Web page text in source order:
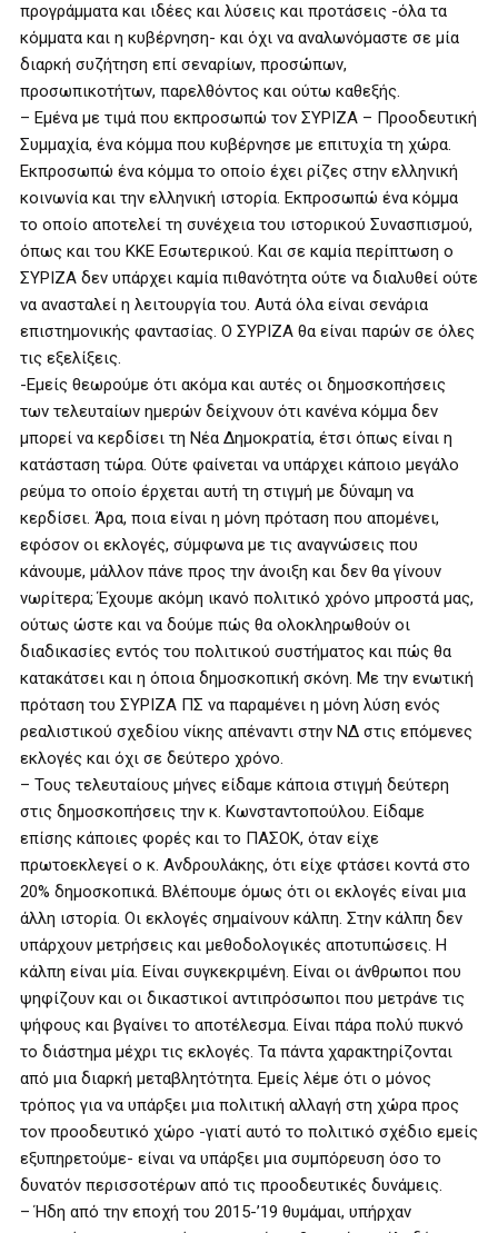
προγράμματα και ιδέες και λύσεις και προτάσεις -όλα τα
κόμματα και η κυβέρνηση- και όχι να αναλωνόμαστε σε μία
διαρκή συζήτηση επί σεναρίων, προσώπων,
προσωπικοτήτων, παρελθόντος και ούτω καθεξής.
– Εμένα με τιμά που εκπροσωπώ τον ΣΥΡΙΖΑ – Προοδευτική
Συμμαχία, ένα κόμμα που κυβέρνησε με επιτυχία τη χώρα.
Εκπροσωπώ ένα κόμμα το οποίο έχει ρίζες στην ελληνική
κοινωνία και την ελληνική ιστορία. Εκπροσωπώ ένα κόμμα
το οποίο αποτελεί τη συνέχεια του ιστορικού Συνασπισμού,
όπως και του ΚΚΕ Εσωτερικού. Και σε καμία περίπτωση ο
ΣΥΡΙΖΑ δεν υπάρχει καμία πιθανότητα ούτε να διαλυθεί ούτε
να ανασταλεί η λειτουργία του. Αυτά όλα είναι σενάρια
επιστημονικής φαντασίας. Ο ΣΥΡΙΖΑ θα είναι παρών σε όλες
τις εξελίξεις.
-Εμείς θεωρούμε ότι ακόμα και αυτές οι δημοσκοπήσεις
των τελευταίων ημερών δείχνουν ότι κανένα κόμμα δεν
μπορεί να κερδίσει τη Νέα Δημοκρατία, έτσι όπως είναι η
κατάσταση τώρα. Ούτε φαίνεται να υπάρχει κάποιο μεγάλο
ρεύμα το οποίο έρχεται αυτή τη στιγμή με δύναμη να
κερδίσει. Άρα, ποια είναι η μόνη πρόταση που απομένει,
εφόσον οι εκλογές, σύμφωνα με τις αναγνώσεις που
κάνουμε, μάλλον πάνε προς την άνοιξη και δεν θα γίνουν
νωρίτερα; Έχουμε ακόμη ικανό πολιτικό χρόνο μπροστά μας,
ούτως ώστε και να δούμε πώς θα ολοκληρωθούν οι
διαδικασίες εντός του πολιτικού συστήματος και πώς θα
κατακάτσει και η όποια δημοσκοπική σκόνη. Με την ενωτική
πρόταση του ΣΥΡΙΖΑ ΠΣ να παραμένει η μόνη λύση ενός
ρεαλιστικού σχεδίου νίκης απέναντι στην ΝΔ στις επόμενες
εκλογές και όχι σε δεύτερο χρόνο.
– Τους τελευταίους μήνες είδαμε κάποια στιγμή δεύτερη
στις δημοσκοπήσεις την κ. Κωνσταντοπούλου. Είδαμε
επίσης κάποιες φορές και το ΠΑΣΟΚ, όταν είχε
πρωτοεκλεγεί ο κ. Ανδρουλάκης, ότι είχε φτάσει κοντά στο
20% δημοσκοπικά. Βλέπουμε όμως ότι οι εκλογές είναι μια
άλλη ιστορία. Οι εκλογές σημαίνουν κάλπη. Στην κάλπη δεν
υπάρχουν μετρήσεις και μεθοδολογικές αποτυπώσεις. Η
κάλπη είναι μία. Είναι συγκεκριμένη. Είναι οι άνθρωποι που
ψηφίζουν και οι δικαστικοί αντιπρόσωποι που μετράνε τις
ψήφους και βγαίνει το αποτέλεσμα. Είναι πάρα πολύ πυκνό
το διάστημα μέχρι τις εκλογές. Τα πάντα χαρακτηρίζονται
από μια διαρκή μεταβλητότητα. Εμείς λέμε ότι ο μόνος
τρόπος για να υπάρξει μια πολιτική αλλαγή στη χώρα προς
τον προοδευτικό χώρο -γιατί αυτό το πολιτικό σχέδιο εμείς
εξυπηρετούμε- είναι να υπάρξει μια συμπόρευση όσο το
δυνατόν περισσοτέρων από τις προοδευτικές δυνάμεις.
– Ήδη από την εποχή του 2015-’19 θυμάμαι, υπήρχαν